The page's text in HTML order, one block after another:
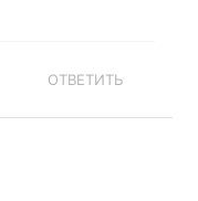
ОТВЕТИТЬ